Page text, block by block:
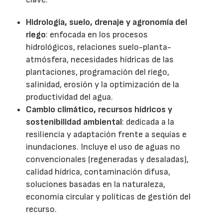
Hidrología, suelo, drenaje y agronomía del
riego: enfocada en los procesos
hidrológicos, relaciones suelo-planta-
atmósfera, necesidades hídricas de las
plantaciones, programación del riego,
salinidad, erosión y la optimización de la
productividad del agua.
Cambio climático, recursos hídricos y
sostenibilidad ambiental: dedicada a la
resiliencia y adaptación frente a sequías e
inundaciones. Incluye el uso de aguas no
convencionales (regeneradas y desaladas),
calidad hídrica, contaminación difusa,
soluciones basadas en la naturaleza,
economía circular y políticas de gestión del
recurso.